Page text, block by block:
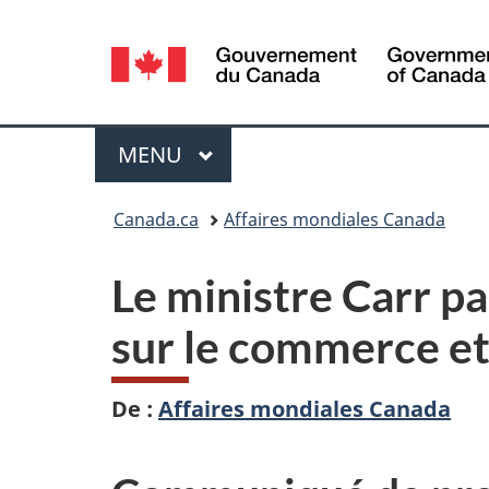
Sélection
de
la
langue
Menu
MENU PRINCIPAL
Canada.ca Affaires mondiales Canada
Le ministre Carr
sur le commerce
De : Affaires mondiales Canada